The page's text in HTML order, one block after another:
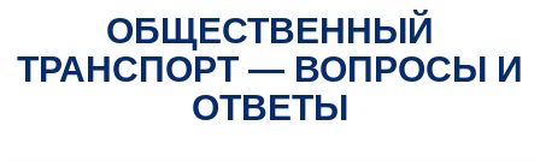
ОБЩЕСТВЕННЫЙ
ТРАНСПОРТ — ВОПРОСЫ И
ОТВЕТЫ